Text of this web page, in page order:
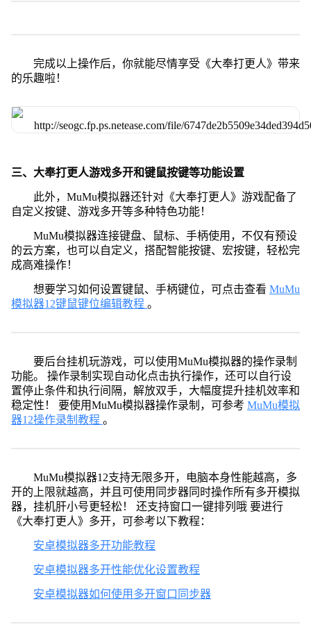
完成以上操作后，你就能尽情享受《大奉打更人》带来
的乐趣啦！
三、大奉打更人游戏多开和键鼠按键等功能设置
此外，MuMu模拟器还针对《大奉打更人》游戏配备了
自定义按键、游戏多开等多种特色功能！
MuMu模拟器连接键盘、鼠标、手柄使用，不仅有预设
的云方案，也可以自定义，搭配智能按键、宏按键，轻松完
成高难操作！
想要学习如何设置键鼠、手柄键位，可点击查看 MuMu
模拟器12键鼠键位编辑教程 。
要后台挂机玩游戏，可以使用MuMu模拟器的操作录制
功能。 操作录制实现自动化点击执行操作，还可以自行设
置停止条件和执行间隔，解放双手，大幅度提升挂机效率和
稳定性！ 要使用MuMu模拟器操作录制，可参考 MuMu模拟
器12操作录制教程 。
MuMu模拟器12支持无限多开，电脑本身性能越高，多
开的上限就越高，并且可使用同步器同时操作所有多开模拟
器，挂机肝小号更轻松！ 还支持窗口一键排列哦 要进行
《大奉打更人》多开，可参考以下教程：
安卓模拟器多开功能教程
安卓模拟器多开性能优化设置教程
安卓模拟器如何使用多开窗口同步器